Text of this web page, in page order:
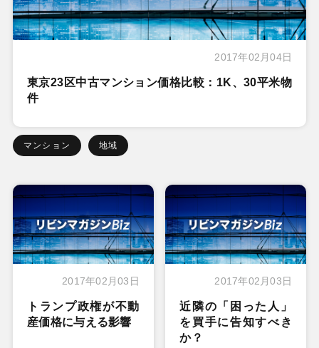
2017年02月04日
東京23区中古マンション価格比較：1K、30平米物
件
マンション 地域
2017年02月03日
トランプ政権が不動
産価格に与える影響
2017年02月03日
近隣の「困った人」
を買手に告知すべき
か？